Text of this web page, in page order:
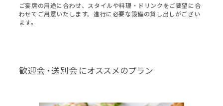
ご宴席の用途に合わせ、スタイルや料理・ドリンクをご要望に合
わせてご用意いたします。進行に必要な設備の貸し出しがござい
ます。
歓迎会・送別会にオススメのプラン